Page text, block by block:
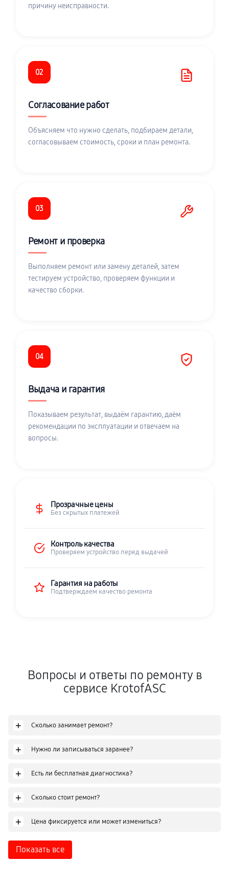
причину неисправности.
02
Согласование работ
Объясняем что нужно сделать, подбираем детали,
согласовываем стоимость, сроки и план ремонта.
03
Ремонт и проверка
Выполняем ремонт или замену деталей, затем
тестируем устройство, проверяем функции и
качество сборки.
04
Выдача и гарантия
Показываем результат, выдаём гарантию, даём
рекомендации по эксплуатации и отвечаем на
вопросы.
Прозрачные цены
Без скрытых платежей
Контроль качества
Проверяем устройство перед выдачей
Гарантия на работы
Подтверждаем качество ремонта
Вопросы и ответы по ремонту в
сервисе KrotofASC
+ Сколько занимает ремонт?
+ Нужно ли записываться заранее?
+ Есть ли бесплатная диагностика?
+ Сколько стоит ремонт?
+ Цена фиксируется или может измениться?
Показать все